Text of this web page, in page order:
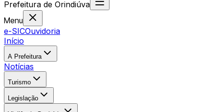
Prefeitura de Orindiúva
Menu
e-SICOuvidoria
Início
A Prefeitura
Notícias
Turismo
Legislação